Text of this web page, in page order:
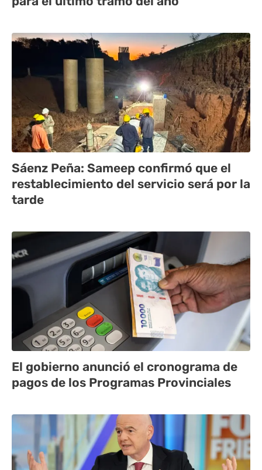
Sáenz Peña: Sameep confirmó que el
restablecimiento del servicio será por la
tarde
El gobierno anunció el cronograma de
pagos de los Programas Provinciales